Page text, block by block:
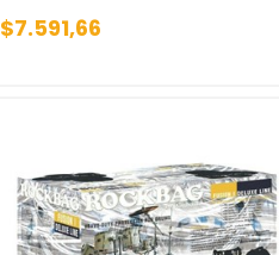
$7.591,66